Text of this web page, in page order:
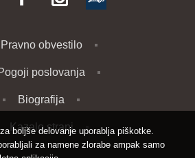
Pravno obvestilo
poslovanja
Biografija
Kazalo strani
boljše delovanje uporablja piškotke.
za namene zlorabe ampak samo